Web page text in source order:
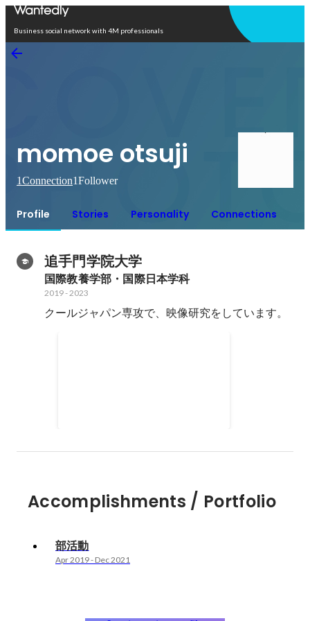
Business social network with 4M professionals
momoe otsuji
1Connection1Follower
Profile Stories Personality Connections
追手門学院大学
国際教養学部・国際日本学科
2019-2023
クールジャパン専攻で、映像研究をしています。
Accomplishments / Portfolio
部活動
Apr 2019- Dec 2021